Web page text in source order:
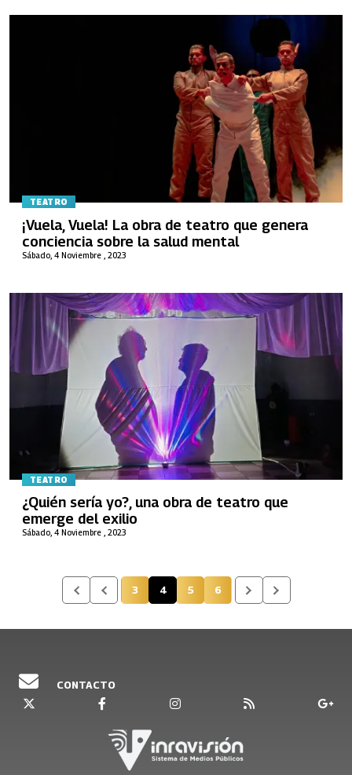
TEATRO
Sábado, 4 Noviembre , 2023
¡Vuela, Vuela! La obra de teatro que genera
conciencia sobre la salud mental
TEATRO
Sábado, 4 Noviembre , 2023
¿Quién sería yo?, una obra de teatro que
emerge del exilio
Página
3 Página actual
4 Página
5 Página
6
CONTACTO